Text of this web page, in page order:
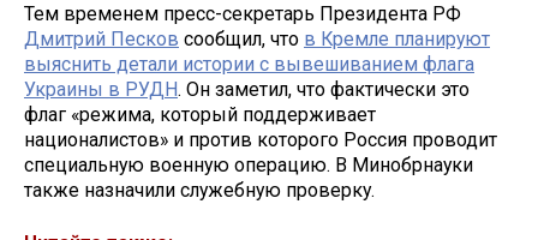
Тем временем пресс-секретарь Президента РФ
Дмитрий Песков сообщил, что в Кремле планируют
выяснить детали истории с вывешиванием флага
Украины в РУДН. Он заметил, что фактически это
флаг «режима, который поддерживает
националистов» и против которого Россия проводит
специальную военную операцию. В Минобрнауки
также назначили служебную проверку.